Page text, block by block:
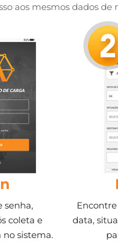
aos mesmos dados
senha,
coleta e
no sistema.
data,